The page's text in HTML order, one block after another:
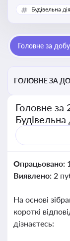
будівельної
дозвільних
Будівельна
Головне за
ГОЛОВНЕ ЗА
Головне за
Будівельна
Опрацьовано:
Виявлено: 2
На основі
короткі
дізнаєтесь: